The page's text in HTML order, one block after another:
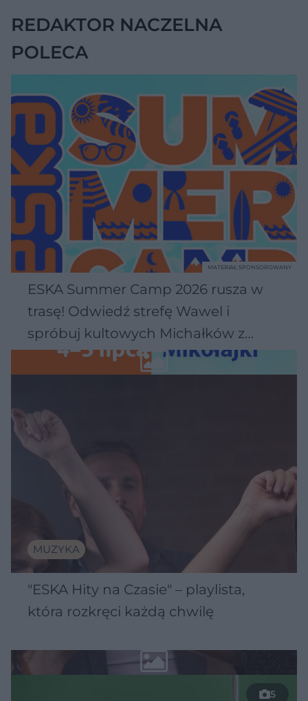
REDAKTOR NACZELNA
POLECA
ESKA Summer Camp 2026 rusza w
trasę! Odwiedź strefę Wawel i
spróbuj kultowych Michałków z
Wawelu
MATERIAŁ SPONSOROWANY
MUZYKA
"ESKA Hity na Czasie" – playlista,
która rozkręci każdą chwilę
5